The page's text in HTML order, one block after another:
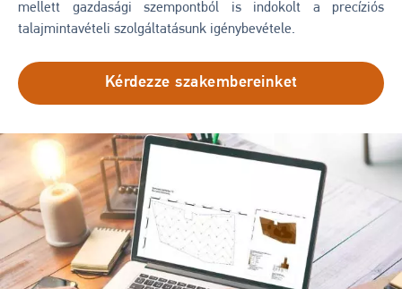
mellett gazdasági szempontból is indokolt a precíziós
talajmintavételi szolgáltatásunk igénybevétele.
Kérdezze szakembereinket